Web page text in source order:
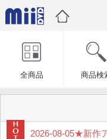
全商品 商品検
2026-08-05★新作